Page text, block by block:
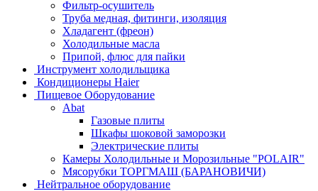
Фильтр-осушитель
Труба медная, фитинги, изоляция
Хладагент (фреон)
Холодильные масла
Припой, флюс для пайки
Инструмент холодильщика
Кондиционеры Haier
Пищевое Оборудование
Abat
Газовые плиты
Шкафы шоковой заморозки
Электрические плиты
Камеры Холодильные и Морозильные "POLAIR"
Мясорубки ТОРГМАШ (БАРАНОВИЧИ)
Нейтральное оборудование